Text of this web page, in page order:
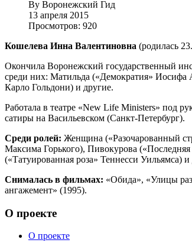
By Воронежский Гид
13 апреля 2015
Просмотров: 920
Кошелева Инна Валентиновна (родилась
Окончила Воронежский государственный
среди них: Матильда («Демократия» Иосифа
Карло Гольдони) и другие.
Работала в театре «New Life Ministers» под
сатиры на Васильевском (Санкт-Петербург).
Среди ролей: Женщина («Разочарованный
Максима Горького), Пивокурова
(«Татуированная роза» Теннесси Уильямса) и
Снималась в фильмах: «Обида», «Улицы
ангажемент» (1995).
О проекте
О проекте